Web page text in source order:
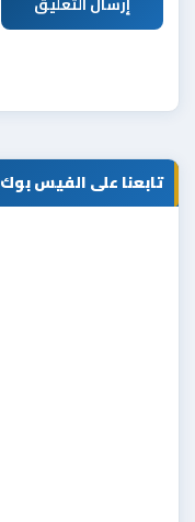
تابعنا على الفيس بوك